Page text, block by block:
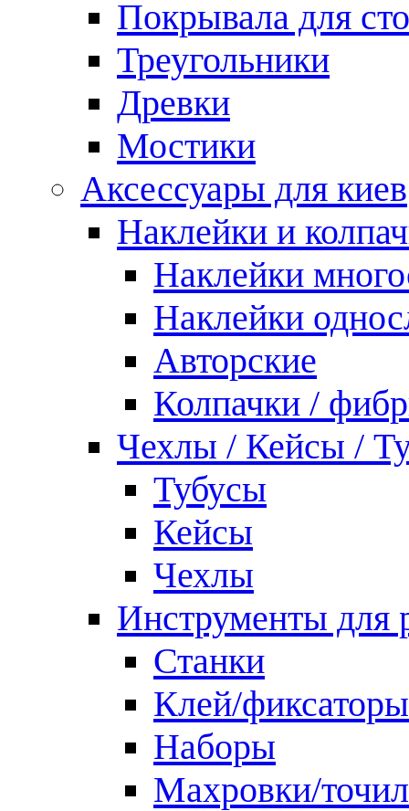
Покрывала для
Треугольники
Древки
Мостики
Аксессуары для киев
Наклейки и
Наклейки
Наклейки
Авторские
Колпачки /
Чехлы / Кейсы /
Тубусы
Кейсы
Чехлы
Инструменты для
Станки
Клей/фиксаторы
Наборы
Махровки/